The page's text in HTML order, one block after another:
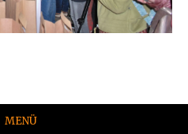
MENÜ